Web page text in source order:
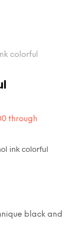
colorful
through
ink colorful
black and